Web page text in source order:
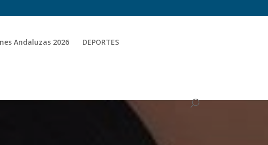
Andaluzas 2026 DEPORTES